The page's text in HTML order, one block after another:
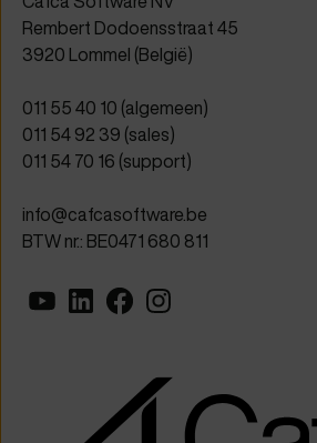
Rembert Dodoensstraat 45
3920 Lommel (België)
011 55 40 10 (algemeen)
011 54 92 39 (sales)
011 54 70 16 (support)
info@cafcasoftware.be
BTW nr.: BE0471 680 811